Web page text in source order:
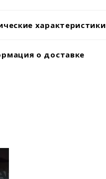
характеристики
о доставке